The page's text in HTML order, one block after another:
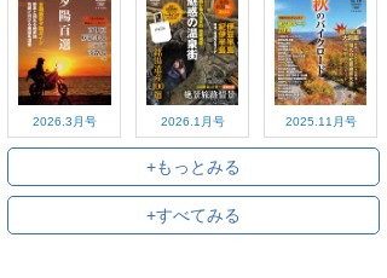
2026.3月号 2026.1月号 2025.11月号
+もっとみる
+すべてみる